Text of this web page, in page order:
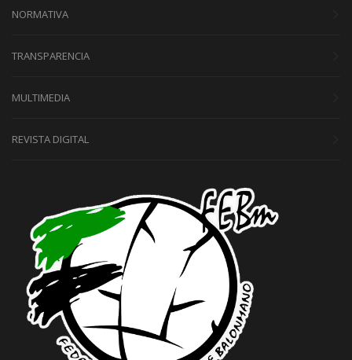
NORMATIVA
TRANSPARENCIA
MULTIMEDIA
REVISTA DIGITAL